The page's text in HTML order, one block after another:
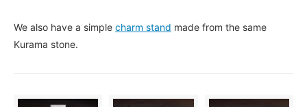
We also have a simple charm stand made from the same
Kurama stone.